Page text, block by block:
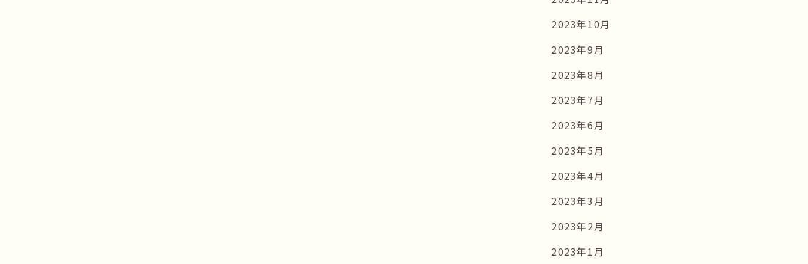
2023年10月
2023年9月
2023年8月
2023年7月
2023年6月
2023年5月
2023年4月
2023年3月
2023年2月
2023年1月